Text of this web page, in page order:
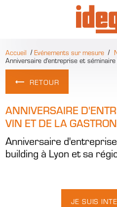
Accueil Evénements sur mesure
Anniversaire d'entreprise et
RETOUR
ANNIVERSAIRE
VIN ET DE LA
Anniversaire
building à Lyon et sa
JE SUIS
Panneau de gestion des cookies